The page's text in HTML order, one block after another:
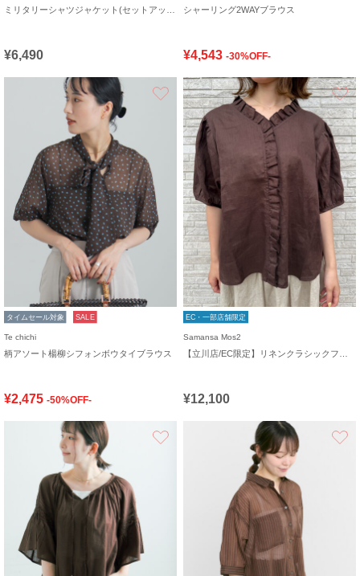
¥6,490
シャーリング2WAYブラウス
¥4,543 -30%OFF-
お気に入り
タイムセール対象 SALE
Te chichi
柄アソート楊柳シフォンボウタイブラウス
¥2,475 -50%OFF-
EC・一部店舗限定
Samansa Mos2
¥12,100